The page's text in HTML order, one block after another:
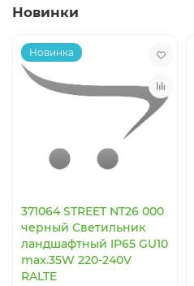
Новинки
Новинка
371064 STREET NT26 000
черный Светильник
ландшафтный IP65 GU10
max.35W 220-240V
RALTE